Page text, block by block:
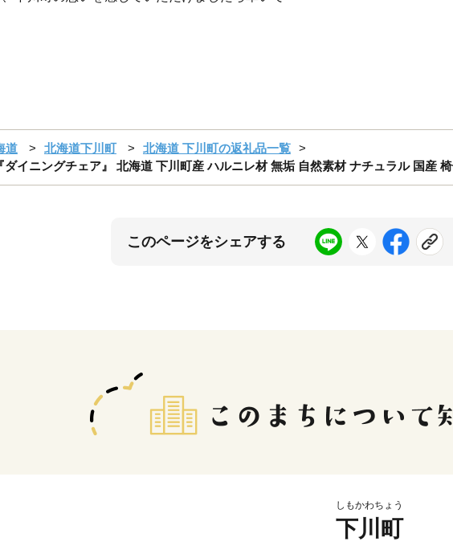
道 北海道下川町
北海道 下川町の返礼品一覧
イニングチェア』 北海道 下川町産 ハルニレ材 無垢 自然素材 ナチュラル 国産
このページをシェアする
しもかわちょう
下川町